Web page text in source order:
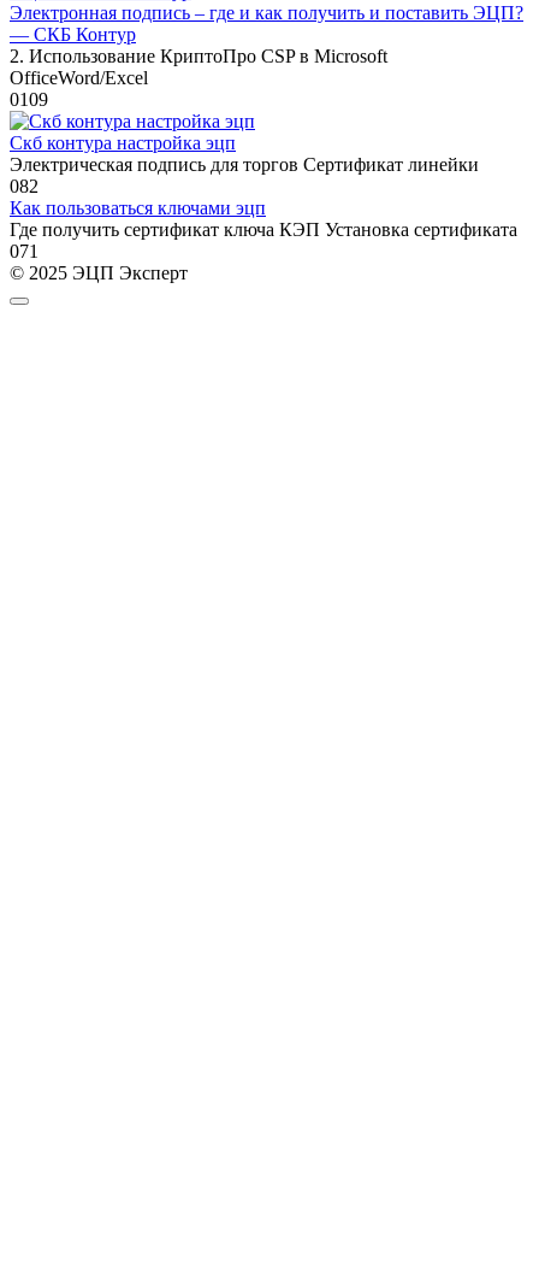
Электронная подпись – где и как получить и поставить ЭЦП?
— СКБ Контур
2. Использование КриптоПро CSP в Microsoft
OfficeWord/Excel
0109
Скб контура настройка эцп
Электрическая подпись для торгов Сертификат линейки
082
Как пользоваться ключами эцп
Где получить сертификат ключа КЭП Установка сертификата
071
© 2025 ЭЦП Эксперт